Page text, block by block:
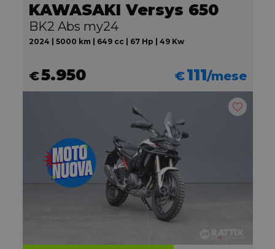
KAWASAKI Versys 650
BK2 Abs my24
2024 | 5000 km | 649 cc | 67 Hp | 49 Kw
€5.950 €111/mese